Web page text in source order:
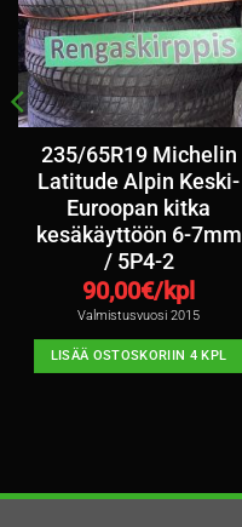
235/65R19 Michelin
Latitude Alpin Keski-
Euroopan kitka
kesäkäyttöön 6-7mm
/ 5P4-2
90,00€/kpl
Valmistusvuosi 2015
LISÄÄ OSTOSKORIIN 4 KPL